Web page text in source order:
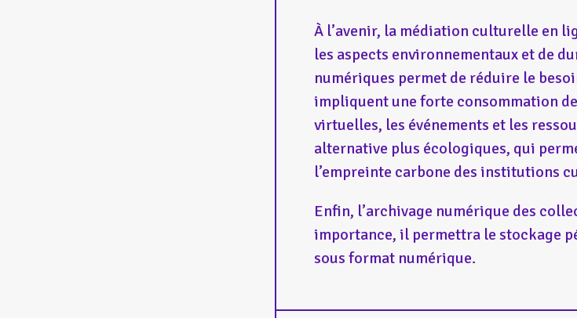
À l’avenir, la médiation culturelle en
les aspects environnementaux et de
numériques permet de réduire le
impliquent une forte consommation
virtuelles, les événements et les
alternative plus écologiques, qui
l’empreinte carbone des institutions
Enfin, l’archivage numérique des
importance, il permettra le stockage
sous format numérique.